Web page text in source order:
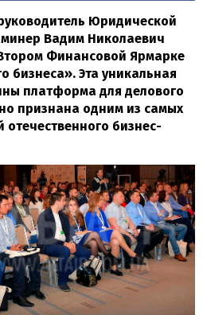
Юридической
Вадим Николаевич
Финансовой Ярмарке
бизнеса». Эта уникальная
платформа для делового
признана одним из самых
бизнес-